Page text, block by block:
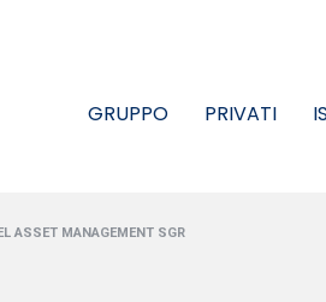
GRUPPO PRIVATI
ASSET MANAGEMENT SGR